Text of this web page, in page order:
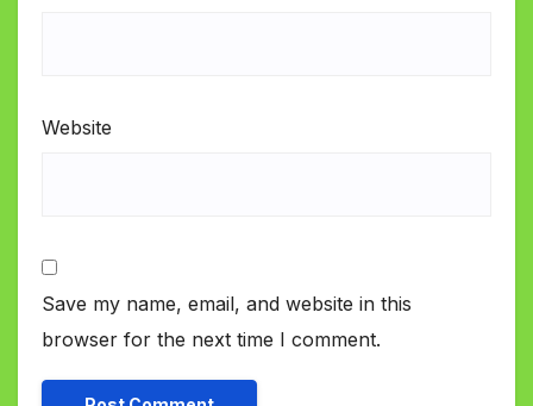
Website
Save my name, email, and website in this
browser for the next time I comment.